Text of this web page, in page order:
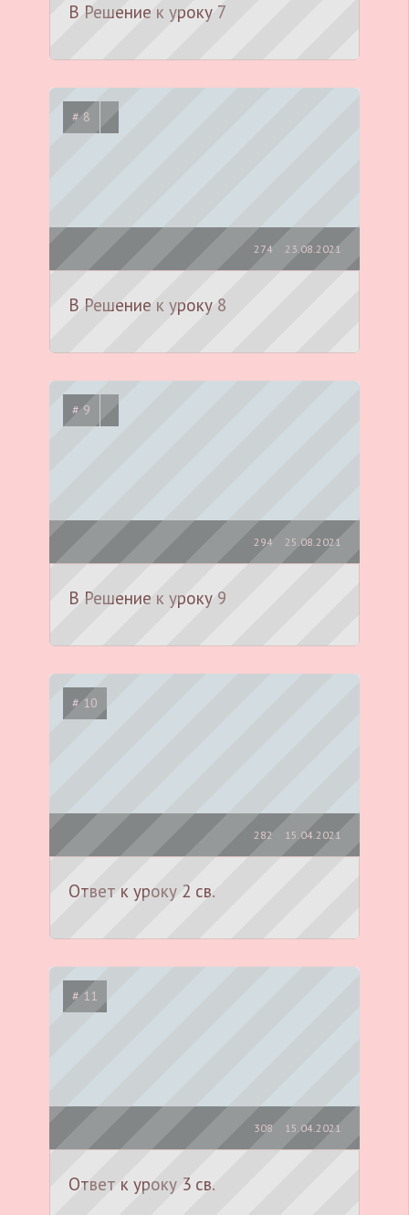
В Решение к уроку 7
# 8
23.08.2021
274
В Решение к уроку 8
# 9
25.08.2021
294
В Решение к уроку 9
# 10
15.04.2021
282
Ответ к уроку 2 св.
# 11
15.04.2021
308
Ответ к уроку 3 св.